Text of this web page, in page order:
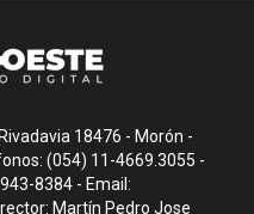
18476 - Morón -
(054) 11-4669.3055 -
8384 - Email:
Martín Pedro Jose